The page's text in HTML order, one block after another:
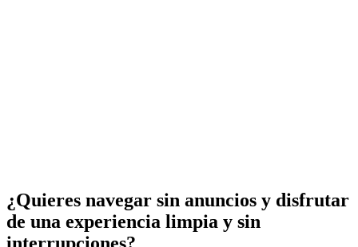
¿Quieres navegar sin anuncios y disfrutar
de una experiencia limpia y sin